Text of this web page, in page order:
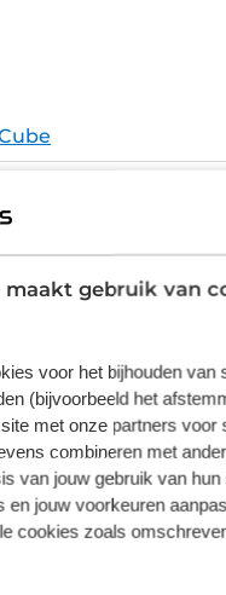
maakt gebruik van
voor het bijhouden
(bijvoorbeeld het
met onze partners
combineren met
van jouw gebruik van hun
jouw voorkeuren
cookies zoals
geven deze
Performance Line
PowerTube 800
geeft je alle info
geeft de
schijfremmen,
Bike
Efficient
Battery,
Advanced Internal